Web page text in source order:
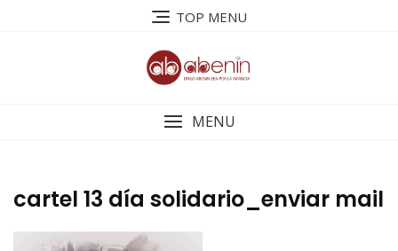
TOP MENU
MENU
cartel 13 día solidario_enviar mail